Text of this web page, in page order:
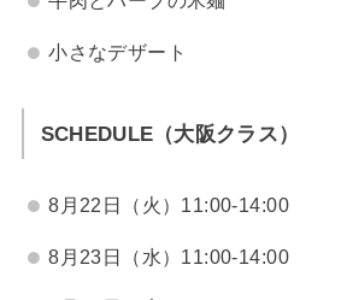
小さなデザート
SCHEDULE（大阪クラス）
8月22日（火）11:00-14:00
8月23日（水）11:00-14:00